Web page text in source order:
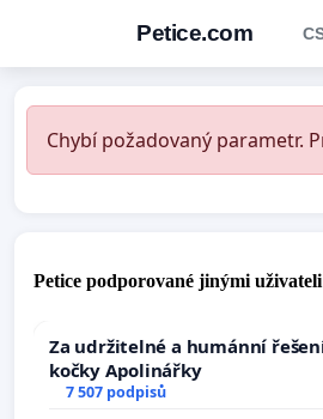
Petice.com
Chybí požadovaný parametr.
Petice podporované jinými uživateli
Za udržitelné a humánní
kočky Apolinářky
7 507 podpisů